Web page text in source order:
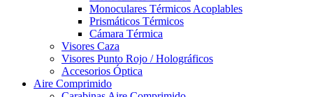
Monoculares Térmicos Acoplables
Prismáticos Térmicos
Cámara Térmica
Visores Caza
Visores Punto Rojo / Holográficos
Accesorios Óptica
Aire Comprimido